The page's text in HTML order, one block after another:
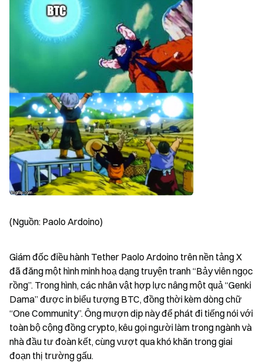
(Nguồn: Paolo Ardoino)
Giám đốc điều hành Tether Paolo Ardoino trên nền tảng X
đã đăng một hình minh hoạ dạng truyện tranh “Bảy viên ngọc
rồng”. Trong hình, các nhân vật hợp lực nâng một quả “Genki
Dama” được in biểu tượng BTC, đồng thời kèm dòng chữ
“One Community”. Ông mượn dịp này để phát đi tiếng nói với
toàn bộ cộng đồng crypto, kêu gọi người làm trong ngành và
nhà đầu tư đoàn kết, cùng vượt qua khó khăn trong giai
đoạn thị trường gấu.